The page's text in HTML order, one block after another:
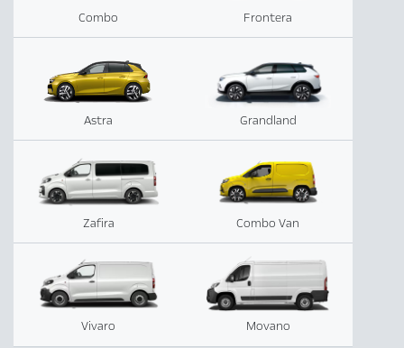
Combo Frontera
Astra Grandland
Zafira Combo Van
Vivaro Movano